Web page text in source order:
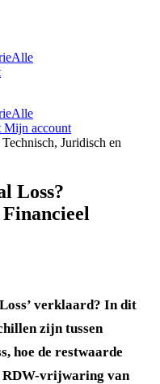
Alle
Alle
Mijn account
Juridisch en
Loss?
verklaard? In dit
zijn tussen
hoe de restwaarde
RDW-vrijwaring van